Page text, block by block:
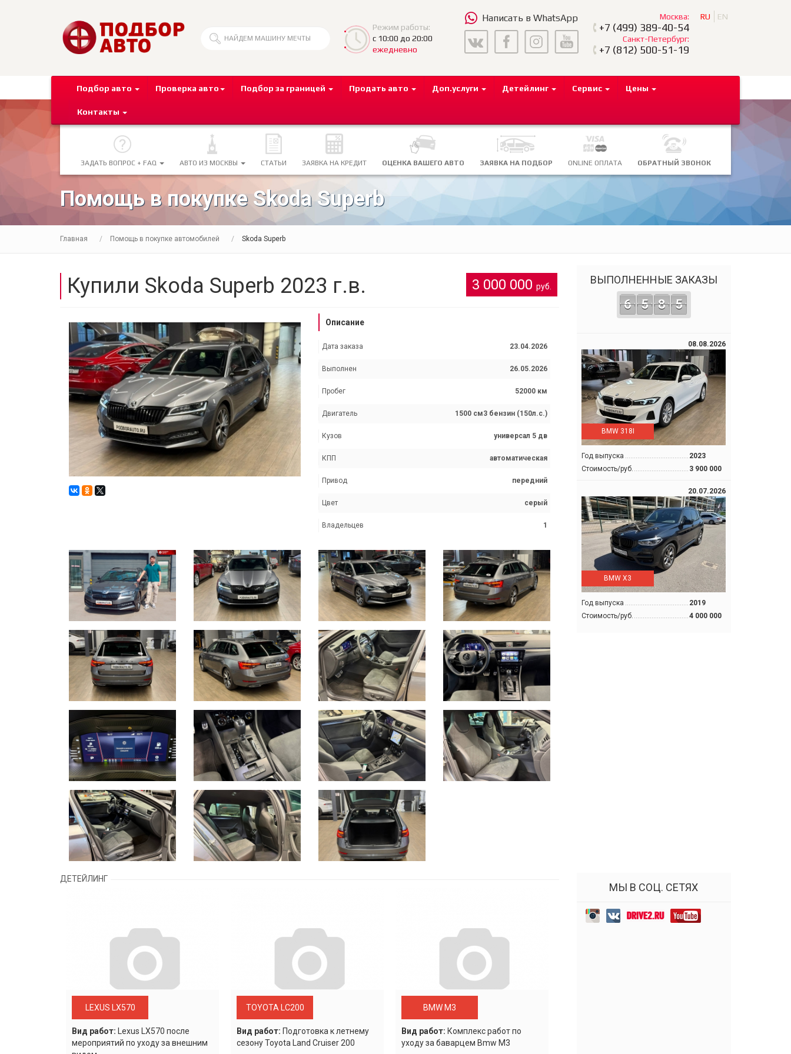
Режим работы:
с 10:00 до 20:00
ежедневно
Написать в WhatsApp Москва:
+7 (499) 389-40-54
Санкт-Петербург:
+7 (812) 500-51-19
RU EN
Подбор авто Проверка авто Подбор за границей Продать авто Доп.услуги Детейлинг Сервис Цены
Контакты
ЗАДАТЬ ВОПРОС + FAQ АВТО ИЗ МОСКВЫ СТАТЬИ ЗАЯВКА НА КРЕДИТ ОЦЕНКА ВАШЕГО АВТО ЗАЯВКА НА ПОДБОР ONLINE ОПЛАТА ОБРАТНЫЙ ЗВОНОК
Помощь в покупке Skoda Superb
Главная Помощь в покупке автомобилей Skoda Superb
Купили Skoda Superb 2023 г.в. 3 000 000 руб.
Описание
Дата заказа 23.04.2026
Выполнен 26.05.2026
Пробег 52000 км
Двигатель 1500 см3 бензин (150л.с.)
Кузов универсал 5 дв
КПП автоматическая
Привод передний
Цвет серый
Владельцев 1
ВЫПОЛНЕННЫЕ ЗАКАЗЫ
6 5 8 5
08.08.2026
BMW 318I
Год выпуска
2023
Стоимость/руб.
3 900 000
20.07.2026
BMW X3
Год выпуска
2019
Стоимость/руб.
4 000 000
ДЕТЕЙЛИНГ
LEXUS LX570
Вид работ: Lexus LХ570 после
мероприятий по уходу за внешним
TOYOTA LC200
Вид работ: Подготовка к летнему
сезону Toyota Land Cruiser 200
BMW M3
Вид работ: Комплекс работ по
уходу за баварцем Bmw M3
МЫ В СОЦ. СЕТЯХ